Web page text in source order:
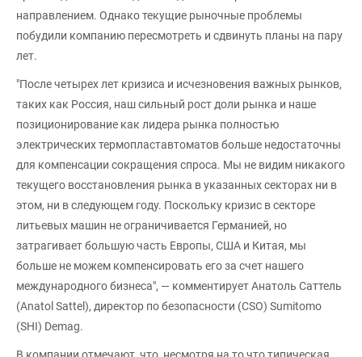
направлением. Однако текущие рыночные проблемы
побудили компанию пересмотреть и сдвинуть планы на пару
лет.
"После четырех лет кризиса и исчезновения важных рынков,
таких как Россия, наш сильный рост доли рынка и наше
позиционирование как лидера рынка полностью
электрических термопластавтоматов больше недостаточны
для компенсации сокращения спроса. Мы не видим никакого
текущего восстановления рынка в указанных секторах ни в
этом, ни в следующем году. Поскольку кризис в секторе
литьевых машин не ограничивается Германией, но
затрагивает большую часть Европы, США и Китая, мы
больше не можем компенсировать его за счет нашего
международного бизнеса", — комментирует Анатоль Саттель
(Anatol Sattel), директор по безопасности (CSO) Sumitomo
(SHI) Demag.
В компании отмечают, что, несмотря на то что типическая